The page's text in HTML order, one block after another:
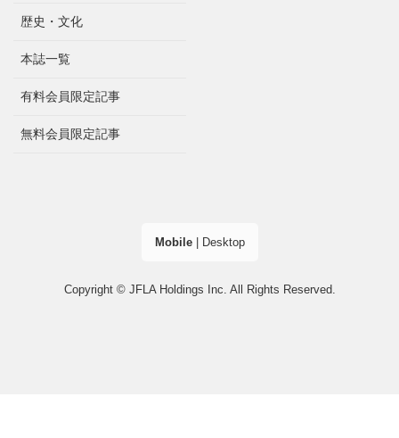
歴史・文化
本誌一覧
有料会員限定記事
無料会員限定記事
Mobile| Desktop
Copyright © JFLA Holdings Inc. All Rights Reserved.